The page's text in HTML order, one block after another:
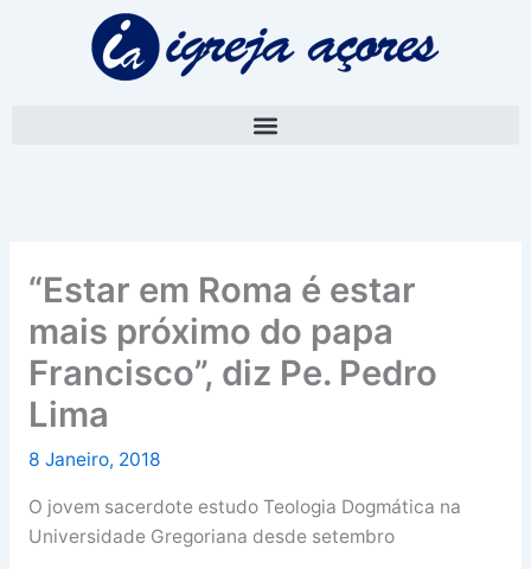
“Estar em Roma é estar
mais próximo do papa
Francisco”, diz Pe. Pedro
Lima
8 Janeiro, 2018
O jovem sacerdote estudo Teologia Dogmática na
Universidade Gregoriana desde setembro